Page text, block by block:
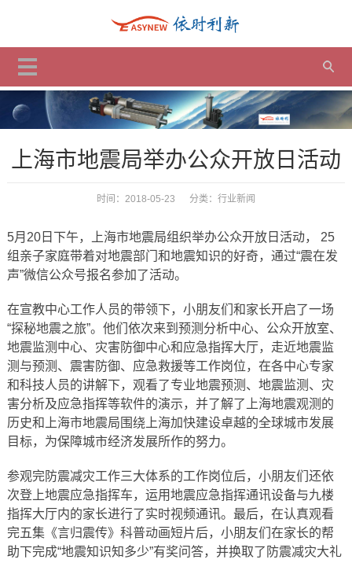
上海市地震局举办公众开放日活动
时间：2018-05-23 分类： 行业新闻
5月20日下午，上海市地震局组织举办公众开放日活动， 25
组亲子家庭带着对地震部门和地震知识的好奇，通过“震在发
声”微信公众号报名参加了活动。
在宣教中心工作人员的带领下，小朋友们和家长开启了一场
“探秘地震之旅”。他们依次来到预测分析中心、公众开放室、
地震监测中心、灾害防御中心和应急指挥大厅，走近地震监
测与预测、震害防御、应急救援等工作岗位，在各中心专家
和科技人员的讲解下，观看了专业地震预测、地震监测、灾
害分析及应急指挥等软件的演示，并了解了上海地震观测的
历史和上海市地震局围绕上海加快建设卓越的全球城市发展
目标，为保障城市经济发展所作的努力。
参观完防震减灾工作三大体系的工作岗位后，小朋友们还依
次登上地震应急指挥车，运用地震应急指挥通讯设备与九楼
指挥大厅内的家长进行了实时视频通讯。最后，在认真观看
完五集《言归震传》科普动画短片后，小朋友们在家长的帮
助下完成“地震知识知多少”有奖问答，并换取了防震减灾大礼